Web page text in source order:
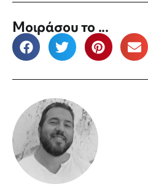
Μοιράσου το ...